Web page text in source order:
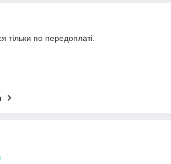
тільки по передоплаті.